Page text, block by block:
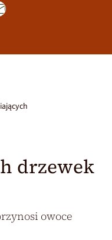
drzewek
owoce